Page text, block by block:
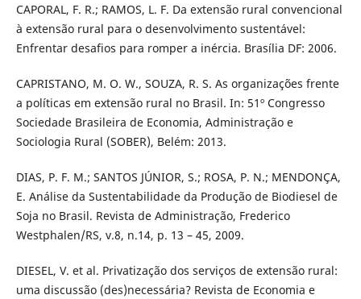
CAPORAL, F. R.; RAMOS, L. F. Da extensão rural convencional
à extensão rural para o desenvolvimento sustentável:
Enfrentar desafios para romper a inércia. Brasília DF: 2006.
CAPRISTANO, M. O. W., SOUZA, R. S. As organizações frente
a políticas em extensão rural no Brasil. In: 51º Congresso
Sociedade Brasileira de Economia, Administração e
Sociologia Rural (SOBER), Belém: 2013.
DIAS, P. F. M.; SANTOS JÚNIOR, S.; ROSA, P. N.; MENDONÇA,
E. Análise da Sustentabilidade da Produção de Biodiesel de
Soja no Brasil. Revista de Administração, Frederico
Westphalen/RS, v.8, n.14, p. 13 – 45, 2009.
DIESEL, V. et al. Privatização dos serviços de extensão rural:
uma discussão (des)necessária? Revista de Economia e